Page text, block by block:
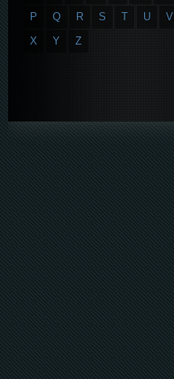
P
Q R S T U V
X
Y Z